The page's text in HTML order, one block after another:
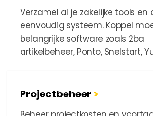
Verzamel al je zakelijke tools en
eenvoudig systeem. Koppel
belangrijke software zoals 2ba
artikelbeheer, Ponto, Snelstart,
Projectbeheer >